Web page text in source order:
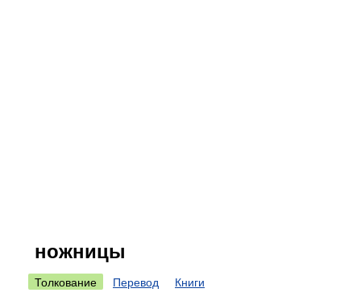
ножницы
Толкование Перевод Книги